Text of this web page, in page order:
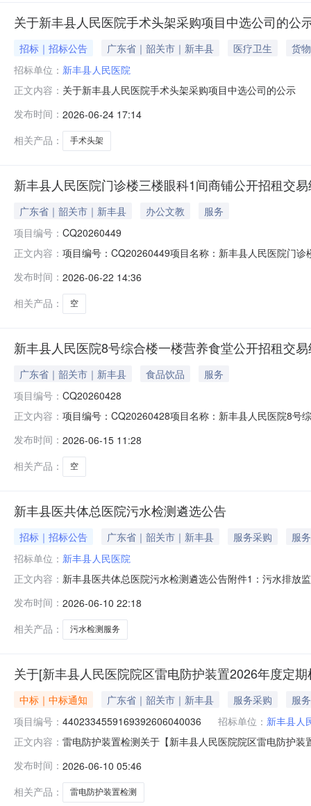
关于新丰县人民医院手术头架采购项目中选公司的公
招标｜招标公告 广东省｜韶关市｜新丰县 医疗卫生
货物
招标单位： 新丰县人民医院
正文内容： 关于新丰县人民医院手术头架采购项目中选公司的公示
发布时间： 2026-06-24 17:14
相关产品：
手术头架
新丰县人民医院门诊楼三楼眼科1间商铺公开招租交
广东省｜韶关市｜新丰县 办公文教
服务
项目编号： CQ20260449
正文内容： 项目编号：CQ20260449项目名称：新丰县人民医院门
下：一．成交标的：序号标的编号标的名称起始价竞得
8,6
发布时间： 2026-06-22 14:36
相关产品：
空
新丰县人民医院8号综合楼一楼营养食堂公开招租交
广东省｜韶关市｜新丰县 食品饮品
服务
项目编号： CQ20260428
正文内容： 项目编号：CQ20260428项目名称：新丰县人民医院8号
下：一．成交标的：序号标的编号标的名称起始价竞得
12,
发布时间： 2026-06-15 11:28
相关产品：
空
新丰县医共体总医院污水检测遴选公告
招标｜招标公告 广东省｜韶关市｜新丰县 服务采购
服务
招标单位： 新丰县人民医院
正文内容： 新丰县医共体总医院污水检测遴选公告附件1：污水排放
发布时间： 2026-06-10 22:18
相关产品：
污水检测服务
关于[新丰县人民医院院区雷电防护装置2026年度定
中标｜中标通知 广东省｜韶关市｜新丰县 服务采购
服务
项目编号： 4402334559169392606040036 招标单位： 新丰县人
正文内容： 雷电防护装置检测关于【新丰县人民医院院区雷电防护
项目否采购项目编码：4402334559169392606040036
发布时间： 2026-06-10 05:46
相关产品：
雷电防护装置检测